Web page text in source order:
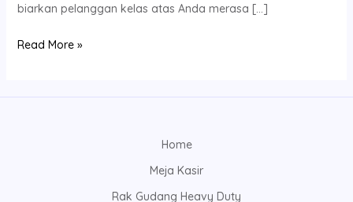
biarkan pelanggan kelas atas Anda merasa […]
Read More »
Home
Meja Kasir
Rak Gudang Heavy Duty